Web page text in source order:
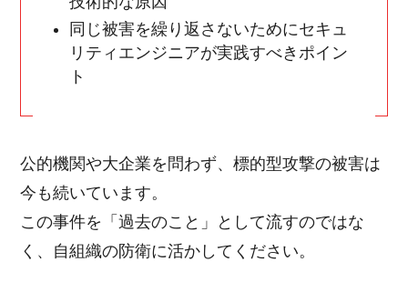
同じ被害を繰り返さないためにセキュ
リティエンジニアが実践すべきポイン
ト
公的機関や大企業を問わず、標的型攻撃の被害は
今も続いています。
この事件を「過去のこと」として流すのではな
く、自組織の防衛に活かしてください。